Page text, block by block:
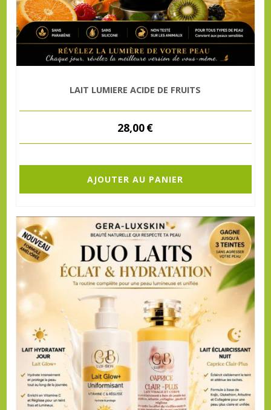
LAIT LUMIERE ACIDE DE FRUITS
28,00€
AJOUTER AU PANIER